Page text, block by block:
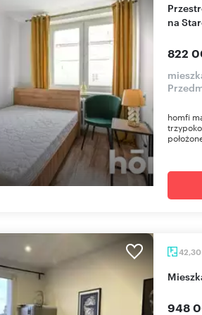
Przestronne 3-pokojowe mieszkanie z widokiem
na
822
homfi
42,30
948